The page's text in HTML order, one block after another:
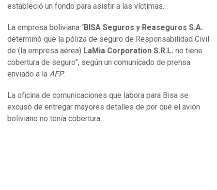
estableció un fondo para asistir a las víctimas.
La empresa boliviana “BISA Seguros y Reaseguros S.A.
determinó que la póliza de seguro de Responsabilidad Civil
de (la empresa aérea) LaMia Corporation S.R.L. no tiene
cobertura de seguro”, según un comunicado de prensa
enviado a la AFP.
La oficina de comunicaciones que labora para Bisa se
excusó de entregar mayores detalles de por qué el avión
boliviano no tenía cobertura.